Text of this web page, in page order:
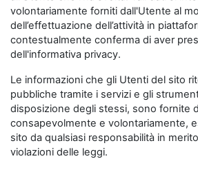
volontariamente forniti dall'Utente al
dell’effettuazione dell’attività in
contestualmente conferma di aver
dell'informativa privacy.
Le informazioni che gli Utenti del sito
pubbliche tramite i servizi e gli
disposizione degli stessi, sono fornite
consapevolmente e volontariamente,
sito da qualsiasi responsabilità in
violazioni delle leggi.